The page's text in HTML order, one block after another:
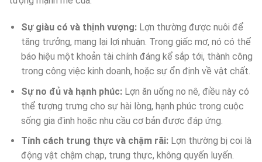
Sự giàu có và thịnh vượng:Lợn thường được nuôi để
tăng trưởng, mang lại lợi nhuận. Trong giấc mơ, nó có thể
báo hiệu một khoản tài chính đáng kể sắp tới, thành công
trong công việc kinh doanh, hoặc sự ổn định về vật chất.
Sự no đủ và hạnh phúc:Lợn ăn uống no nê, điều này có
thể tượng trưng cho sự hài lòng, hạnh phúc trong cuộc
sống gia đình hoặc nhu cầu cơ bản được đáp ứng.
Tính cách trung thực và chậm rãi:Lợn thường bị coi là
động vật chậm chạp, trung thực, không quyến luyến.